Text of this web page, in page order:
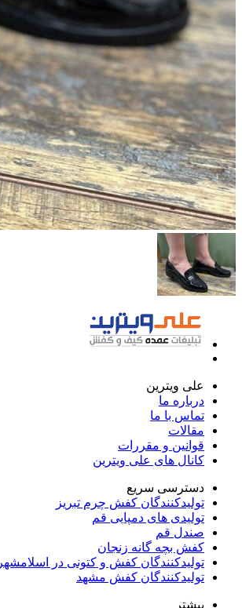
علی ویترین
درباره ما
تماس با ما
مقالات
قوانین و مقررات
کانال های علی ویترین
دسترسی سریع
تولیدکنندگان کفش چرم تبریز
تولیدی های دمپایی قم
صندل قم
کفش بچه گانه زنجان
تولیدکنندگان کفش و کتونی در اسلامشهر
تولیدکنندگان کفش مشهد
بیشتر